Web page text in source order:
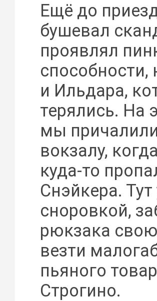
Ещё до
бушевал
проявлял
и Ильдара,
терялись. На
мы
вокзалу,
куда-то
Снэйкера.
сноровкой,
рюкзака
везти
пьяного
Строгино.